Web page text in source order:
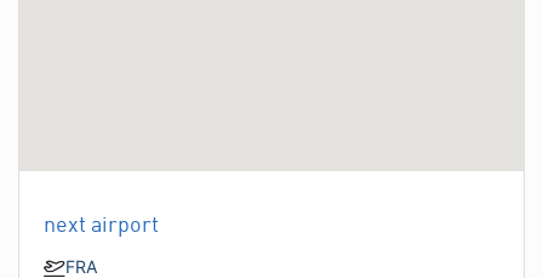
next airport
FRA